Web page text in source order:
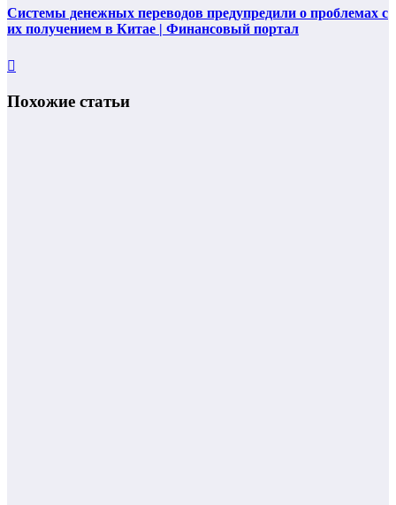
Системы денежных переводов предупредили о проблемах с
их получением в Китае | Финансовый портал
Похожие статьи